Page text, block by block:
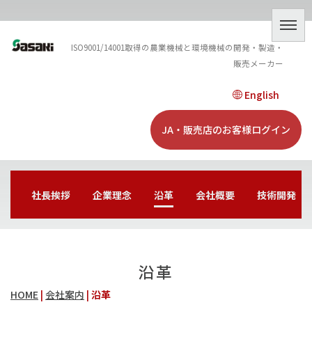
ISO9001/14001取得の農業機械と環境機械の開発・製造・
販売メーカー
English
JA・販売店のお客様ログイン
社長挨拶 企業理念 沿革 会社概要 技術開発
沿革
HOME | 会社案内 | 沿革